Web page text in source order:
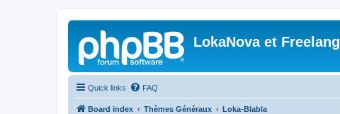
LokaNova et Freelang
Quick links FAQ
Board index Thèmes Généraux Loka-Blabla